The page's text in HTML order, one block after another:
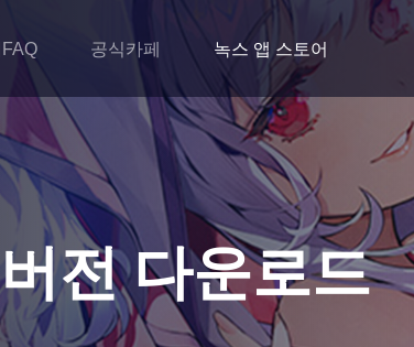
공식카페 녹스 앱 스토어
전 다운로드